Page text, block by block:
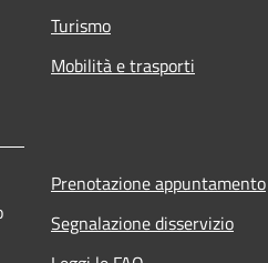
Turismo
Mobilità e trasporti
Prenotazione appuntamento
Segnalazione disservizio